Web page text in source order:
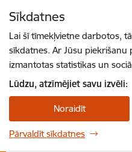
Sīkdatnes
Lai šī tīmekļvietne darbotos,
sīkdatnes. Ar Jūsu piekrišanu
izmantotas statistikas un
Lūdzu, atzīmējiet savu izvēli:
Noraidīt
Pārvaldīt sīkdatnes